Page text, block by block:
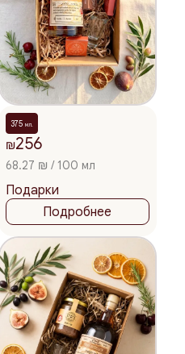
375 мл.
₪256
68.27 ₪ / 100 мл
Подарки
Подробнее